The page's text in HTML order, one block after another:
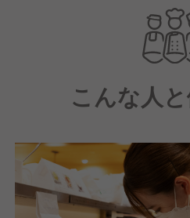
まつりの賑わいのある明る
の家」で、つくりたての炭
係を豊かにする「元気の出
日本を代表する「地域一番
こんな人